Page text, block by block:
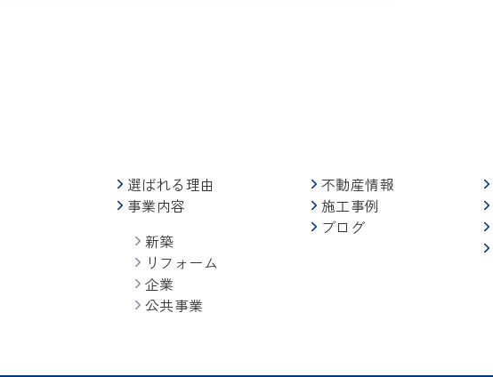
選ばれる理由
事業内容
新築
リフォーム
企業
公共事業
不動産情報
施工事例
ブログ